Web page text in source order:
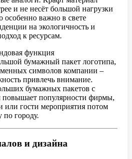
и не несёт большой нагрузки
особенно важно в свете
на экологичность и
к ресурсам.
функция
бумажный пакет логотипа,
символов компании –
привлечь внимание.
бумажных пакетов с
повышает популярности фирмы,
или гости мероприятия потом
по городу.
и дизайна